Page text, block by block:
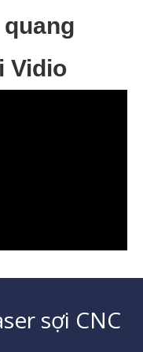
Vidio
sợi CNC